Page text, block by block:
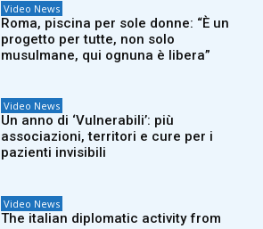
Video News
Roma, piscina per sole donne: “È un
progetto per tutte, non solo
musulmane, qui ognuna è libera”
Video News
Un anno di ‘Vulnerabili’: più
associazioni, territori e cure per i
pazienti invisibili
Video News
The italian diplomatic activity from